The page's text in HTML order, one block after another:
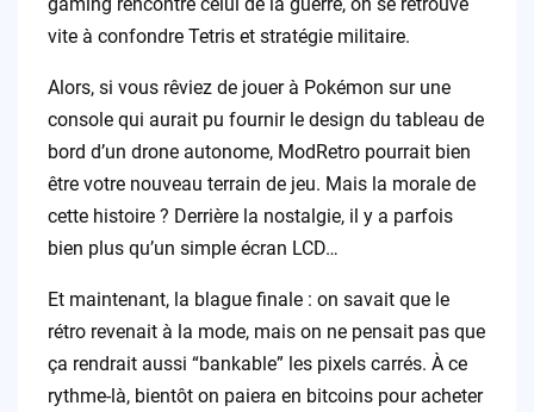
gaming rencontre celui de la guerre, on se retrouve
vite à confondre Tetris et stratégie militaire.
Alors, si vous rêviez de jouer à Pokémon sur une
console qui aurait pu fournir le design du tableau de
bord d’un drone autonome, ModRetro pourrait bien
être votre nouveau terrain de jeu. Mais la morale de
cette histoire ? Derrière la nostalgie, il y a parfois
bien plus qu’un simple écran LCD…
Et maintenant, la blague finale : on savait que le
rétro revenait à la mode, mais on ne pensait pas que
ça rendrait aussi “bankable” les pixels carrés. À ce
rythme-là, bientôt on paiera en bitcoins pour acheter